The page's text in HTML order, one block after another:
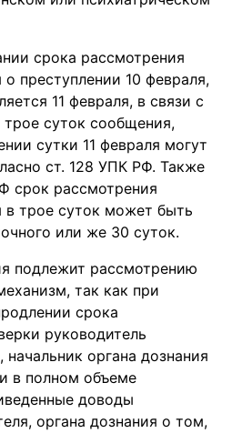
срока рассмотрения
преступлении 10 февраля,
11 февраля, в связи с
суток сообщения,
сутки 11 февраля могут
ст. 128 УПК РФ. Также
срок рассмотрения
в трое суток может быть
или же 30 суток.
подлежит рассмотрению
так как при
срока
руководитель
начальник органа дознания
в полном объеме
доводы
органа дознания о том,